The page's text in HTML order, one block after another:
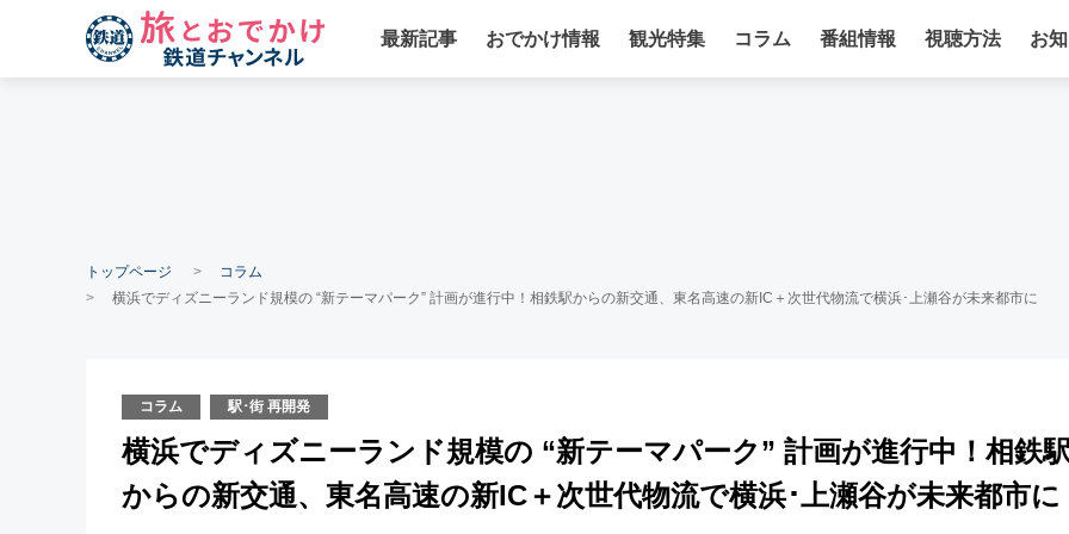
最新記事 おでかけ情報 観光特集 コラム 番組情報 視聴方法 お
トップページ
コラム
横浜でディズニーランド規模の “新テーマパーク” 計画が進行中！相鉄駅からの新交通、東名高速の新IC＋次世代物流で横浜･上瀬谷が未来都市に
コラム 駅･街 再開発
横浜でディズニーランド規模の “新テーマパーク” 計画が進行中！相鉄
からの新交通、東名高速の新IC＋次世代物流で横浜･上瀬谷が未来都市に